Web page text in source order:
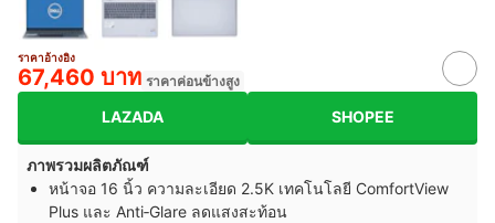
ราคาอ้างอิง
67,460 บาท ราคาค่อนข้างสูง
LAZADA SHOPEE
ภาพรวมผลิตภัณฑ์
หน้าจอ 16 นิ้ว ความละเอียด 2.5K เทคโนโลยี ComfortView
Plus และ Anti‑Glare ลดแสงสะท้อน